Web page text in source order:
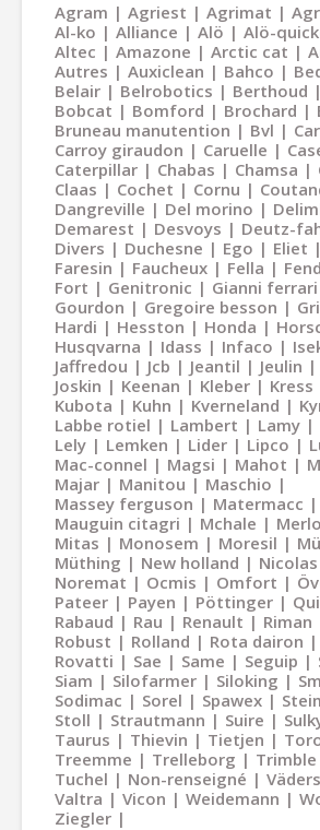
Agram Agriest Agrimat
Al-ko
Alliance Alö Alö-
Altec
Amazone Arctic cat
Autres
Auxiclean Bahco
Belair
Belrobotics Berthoud
Bobcat
Bomford Brochard
Bruneau manutention
Bvl
Carroy giraudon
Caruelle
Caterpillar
Chabas Chamsa
Claas
Cochet Cornu
Dangreville
Del morino
Demarest
Desvoys Deutz-
Divers
Duchesne Ego Eliet
Faresin
Faucheux Fella
Fort
Genitronic Gianni ferrari
Gourdon
Gregoire besson
Hardi
Hesston Honda
Husqvarna
Idass Infaco
Jaffredou
Jcb Jeantil Jeulin
Joskin
Keenan Kleber Kress
Kubota
Kuhn Kverneland
Labbe rotiel
Lambert Lamy
Lely
Lemken Lider Lipco
Mac-connel
Magsi Mahot
Majar
Manitou
Maschio
Massey ferguson
Matermacc
Mauguin citagri
Mchale Merlo
Mitas
Monosem Moresil
Müthing
New holland Nicolas
Noremat
Ocmis Omfort
Pateer
Payen Pöttinger
Rabaud
Rau Renault Riman
Robust
Rolland Rota dairon
Rovatti
Sae Same Seguip
Siam
Silofarmer Siloking
Sodimac
Sorel Spawex
Stoll
Strautmann Suire
Taurus
Thievin Tietjen
Treemme
Trelleborg Trimble
Tuchel
Non-renseigné
Valtra
Vicon Weidemann
Ziegler